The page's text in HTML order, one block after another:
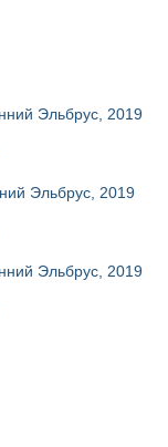
Эльбрус, 2019
Эльбрус, 2019
Эльбрус, 2019